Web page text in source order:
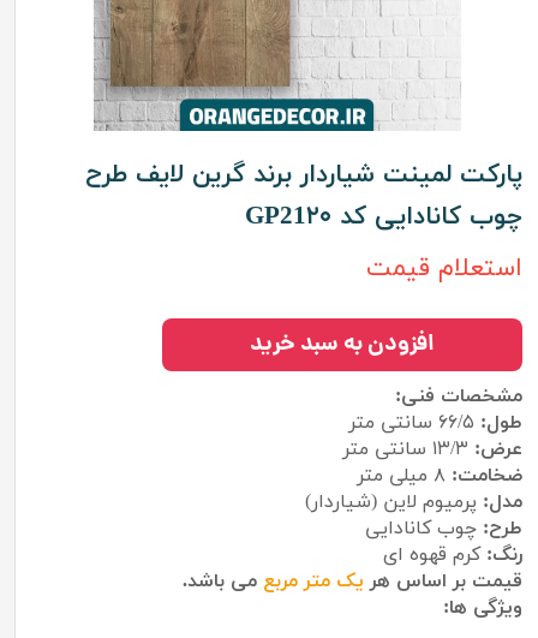
پارکت لمینت شیاردار برند گرین لایف طرح
چوب کانادایی کد GP21۲۰
استعلام قیمت
مشخصات فنی:
طول: ۶۶/۵ سانتی متر
عرض:
ضخامت: ۸ میلی متر
مدل: پرمیوم لاین (شیاردار)
طرح: چوب کانادایی
رنگ: کرم قهوه ای
قیمت بر اساس هر یک متر مربع می باشد.
ویژگی ها:
افزودن به سبد خرید